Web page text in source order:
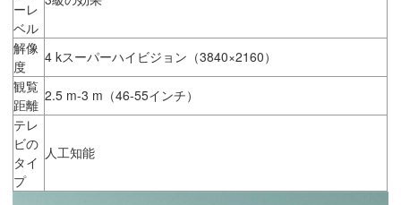
ーレ
ベル
解像
度
4 kスーパーハイビジョン（3840×2160）
観覧
距離
2.5 m-3 m（46-55インチ）
テレ
ビの
タイ
プ
人工知能